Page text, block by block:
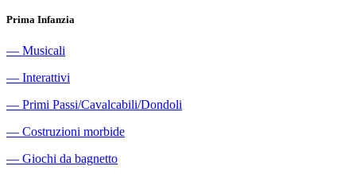
Prima Infanzia
― Musicali
― Interattivi
― Primi Passi/Cavalcabili/Dondoli
― Costruzioni morbide
― Giochi da bagnetto